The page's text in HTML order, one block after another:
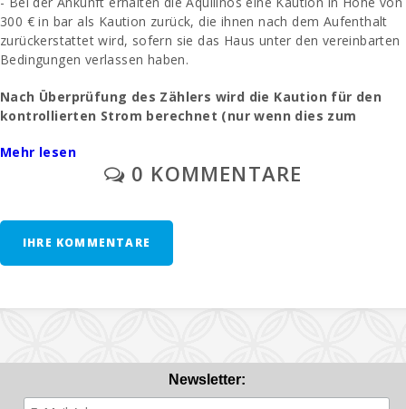
Esszimmer:
Wohnzimmer:
Badezimmer -
Toilette, Dusche.:
Etagenbett:
(90x200):
Schlafzimmer
300 € in bar als Kaution zurück, die ihnen nach dem Aufenthalt
zurückerstattet wird, sofern sie das Haus unter den vereinbarten
Bedingungen verlassen haben.
Nach Überprüfung des Zählers wird die Kaution für den
kontrollierten Strom berechnet (nur wenn dies zum
- Die Endreinigung wird separat bezahlt - 180 Euro.
- Verwaltungsgebühr - 6,3 %.
- Zweite Krippeneinheit - 10 € pro Tag.
Mehr lesen
0 KOMMENTARE
IHRE KOMMENTARE
Newsletter: